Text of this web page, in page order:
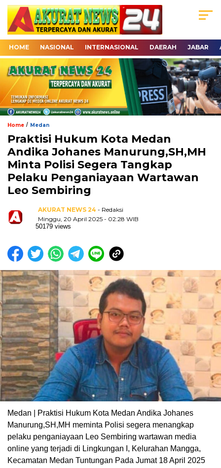
HOME NASIONAL INTERNASIONAL DAERAH JABAR
Home / Medan
Praktisi Hukum Kota Medan
Andika Johanes Manurung,SH,MH
Minta Polisi Segera Tangkap
Pelaku Penganiayaan Wartawan
Leo Sembiring
AKURAT NEWS 24 - Redaksi
Minggu, 20 April 2025 - 02:28 WIB
50179 views
Medan | Praktisi Hukum Kota Medan Andika Johanes
Manurung,SH,MH meminta Polisi segera menangkap
pelaku penganiayaan Leo Sembiring wartawan media
online yang terjadi di Lingkungan I, Kelurahan Mangga,
Kecamatan Medan Tuntungan Pada Jumat 18 April 2025